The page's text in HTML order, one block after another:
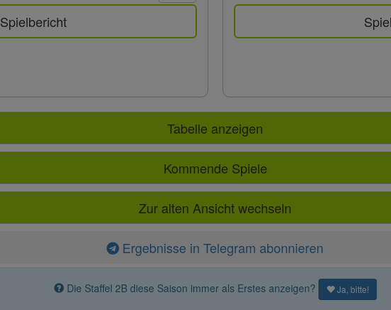
Spielbericht
Tabelle anzeigen
Kommende Spiele
Zur alten Ansicht wechseln
Ergebnisse in Telegram abonnieren
Die Staffel 2B diese Saison immer als Erstes anzeigen? Ja, bitte!